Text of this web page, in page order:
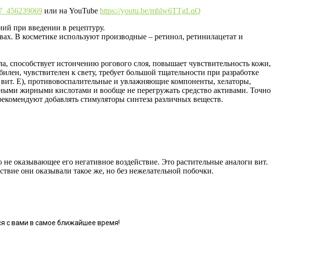
или на YouTube https://youtu.be/mhlw6TTgLqQ
при введении в рецептуру.
В косметике используют производные – ретинол, ретинилацетат и
истончению рогового слоя, повышает чувствительность кожи,
чувствителен к свету, требует большой тщательности при разработке
Е), противовоспалительные и увлажняющие компоненты, хелаторы,
жирными кислотами и вообще не перегружать средство активами. Точно
добавлять стимуляторы синтеза различных веществ.
оказывающее его негативное воздействие. Это растительные аналоги вит.
они оказывали такое же, но без нежелательной побочки.
с вами в самое ближайшее время!